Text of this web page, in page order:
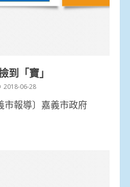
到「寶」
2018-06-28
市報導〕嘉義市政府